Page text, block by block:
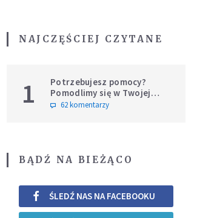
NAJCZĘŚCIEJ CZYTANE
1
Potrzebujesz pomocy?
Pomodlimy się w Twojej
intencji
62 komentarzy
BĄDŹ NA BIEŻĄCO
ŚLEDŹ NAS NA FACEBOOKU